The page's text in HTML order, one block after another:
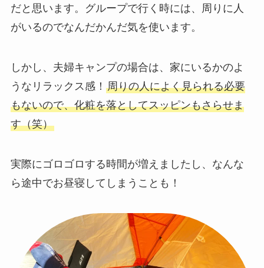
だと思います。グループで行く時には、周りに人
がいるのでなんだかんだ気を使います。
しかし、夫婦キャンプの場合は、家にいるかのよ
うなリラックス感！ 周りの人によく見られる必要
もないので、化粧を落としてスッピンもさらせま
す（笑）
実際にゴロゴロする時間が増えましたし、なんな
ら途中でお昼寝してしまうことも！